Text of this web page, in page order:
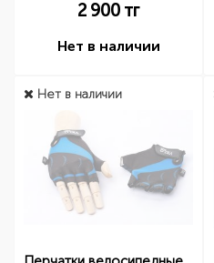
2 900 тг
Нет в наличии
Нет в наличии